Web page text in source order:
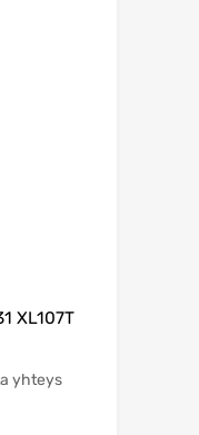
XL107T
yhteys